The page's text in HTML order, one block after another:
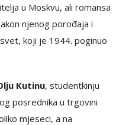
u Moskvu, ali romansa
njenog porođaja i
koji je 1944. poginuo
Kutinu, studentkinju
posrednika u trgovini
mjeseci, a na